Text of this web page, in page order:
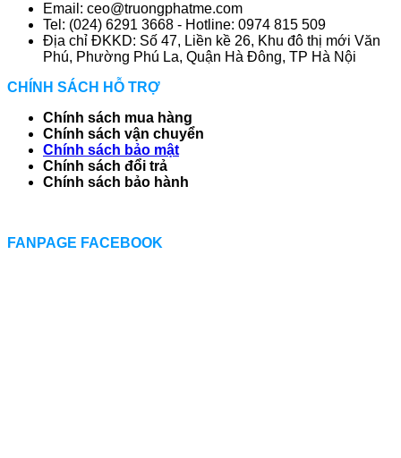
Email: ceo@truongphatme.com
Tel: (024) 6291 3668 - Hotline: 0974 815 509
Địa chỉ ĐKKD: Số 47, Liền kề 26, Khu đô thị mới Văn
Phú, Phường Phú La, Quận Hà Đông, TP Hà Nội
CHÍNH SÁCH HỖ TRỢ
Chính sách mua hàng
Chính sách vận chuyển
Chính sách bảo mật
Chính sách đổi trả
Chính sách bảo hành
FANPAGE FACEBOOK